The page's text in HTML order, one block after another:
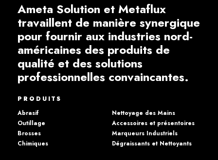
Ameta Solution et Metaflux
travaillent de manière synergique
pour fournir aux industries nord-
américaines des produits de
qualité et des solutions
professionnelles convaincantes.
PRODUITS
Abrasif
Outillage
Brosses
Chimiques
Nettoyage des Mains
Accessoires et présentoires
Marqueurs Industriels
Dégraissants et Nettoyants